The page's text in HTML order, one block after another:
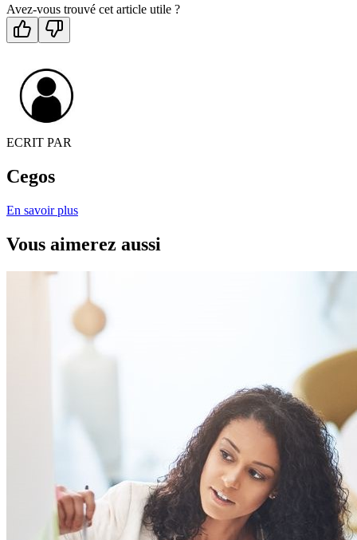
Avez-vous trouvé cet article utile ?
ECRIT PAR
Cegos
En savoir plus
Vous aimerez aussi